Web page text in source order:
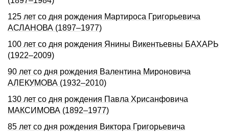
125 лет со дня рождения Мартироса Григорьевича
АСЛАНОВА (1897–1977)
100 лет со дня рождения Янины Викентьевны БАХАРЬ
(1922–2009)
90 лет со дня рождения Валентина Мироновича
АЛЕКУМОВА (1932–2010)
130 лет со дня рождения Павла Хрисанфовича
МАКСИМОВА (1892–1977)
85 лет со дня рождения Виктора Григорьевича